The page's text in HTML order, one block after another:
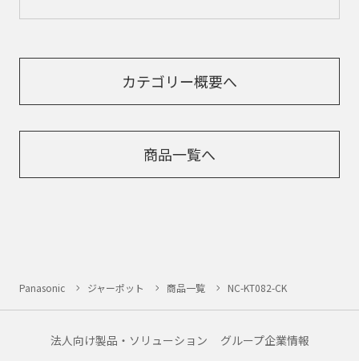
カテゴリー概要へ
商品一覧へ
Panasonic ジャーポット 商品一覧 NC-KT082-CK
法人向け製品・ソリューション グループ企業情報